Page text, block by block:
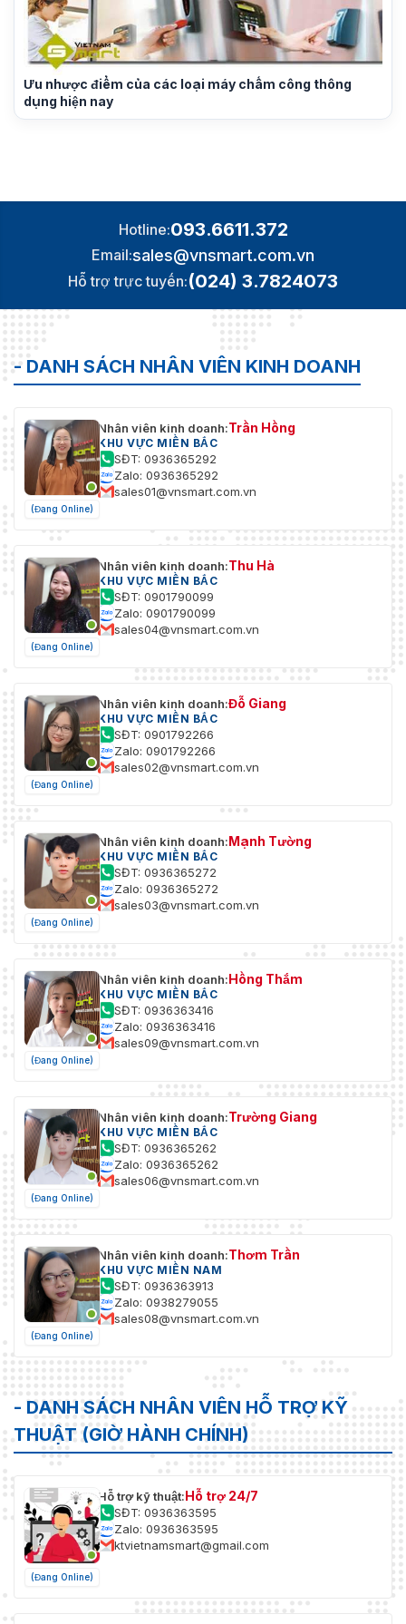
Ưu nhược điểm của các loại máy chấm công thông
dụng hiện nay
Hotline:093.6611.372
Email:sales@vnsmart.com.vn
Hỗ trợ trực tuyến:(024) 3.7824073
- DANH SÁCH NHÂN VIÊN KINH DOANH
(Đang Online)
Nhân viên kinh doanh:Trần Hồng
KHU VỰC MIỀN BẮC
SĐT: 0936365292
Zalo: 0936365292
sales01@vnsmart.com.vn
(Đang Online)
Nhân viên kinh doanh:Thu Hà
KHU VỰC MIỀN BẮC
SĐT: 0901790099
Zalo: 0901790099
sales04@vnsmart.com.vn
(Đang Online)
Nhân viên kinh doanh:Đỗ Giang
KHU VỰC MIỀN BẮC
SĐT: 0901792266
Zalo: 0901792266
sales02@vnsmart.com.vn
(Đang Online)
Nhân viên kinh doanh:Mạnh Tường
KHU VỰC MIỀN BẮC
SĐT: 0936365272
Zalo: 0936365272
sales03@vnsmart.com.vn
(Đang Online)
Nhân viên kinh doanh:Hồng Thắm
KHU VỰC MIỀN BẮC
SĐT: 0936363416
Zalo: 0936363416
sales09@vnsmart.com.vn
(Đang Online)
Nhân viên kinh doanh:Trường Giang
KHU VỰC MIỀN BẮC
SĐT: 0936365262
Zalo: 0936365262
sales06@vnsmart.com.vn
(Đang Online)
Nhân viên kinh doanh:Thơm Trần
KHU VỰC MIỀN NAM
SĐT: 0936363913
Zalo: 0938279055
sales08@vnsmart.com.vn
- DANH SÁCH NHÂN VIÊN HỖ TRỢ KỸ
THUẬT (GIỜ HÀNH CHÍNH)
(Đang Online)
Hỗ trợ kỹ thuật:Hỗ trợ 24/7
SĐT: 0936363595
Zalo: 0936363595
ktvietnamsmart@gmail.com